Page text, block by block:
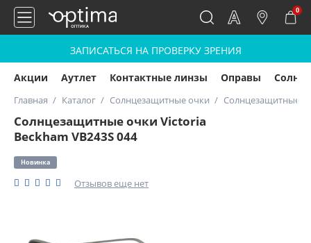
0
ЗАПИСАТЬСЯ НА ПРОВЕРКУ ЗРЕНИЯ
Акции Аутлет Контактные линзы Оправы
Главная Каталог Солнцезащитные очки Солнцезащитные
Солнцезащитные очки Victoria
Beckham VB243S 044
Новинка
Отзывов еще нет